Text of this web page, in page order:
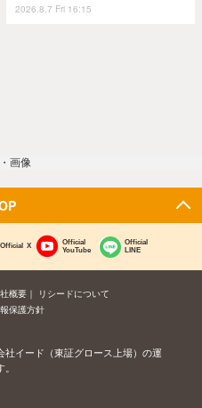
2026.8.7 Fri 16:15
画像
Official X
Official
YouTube
Official
LINE
概要
リシードについて
保護方針
社イード（東証グロース上場）の運